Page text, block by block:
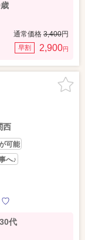
通常価格 3,400円
早割 2,900円
西
可能
へ♪
♡
代